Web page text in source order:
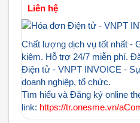
Liên hệ
Chất lượng dịch vụ tốt nhất -
kiệm. Hỗ trợ 24/7 miễn phí.
Điện tử - VNPT INVOICE -
doanh nghiệp, tổ chức.
Tìm hiểu và Đăng ký online
link: https://tr.onesme.vn/